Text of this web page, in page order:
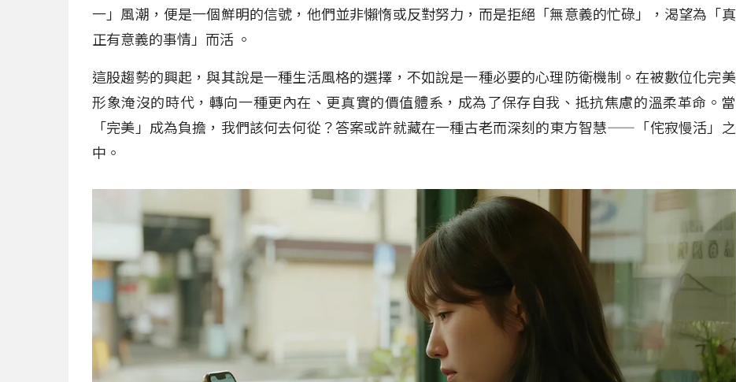
一」風潮，便是一個鮮明的信號，他們並非懶惰或反對努力，而是拒絕「無意義的忙碌」，渴望為「真
正有意義的事情」而活 。
這股趨勢的興起，與其說是一種生活風格的選擇，不如說是一種必要的心理防衛機制。在被數位化完美
形象淹沒的時代，轉向一種更內在、更真實的價值體系，成為了保存自我、抵抗焦慮的溫柔革命。當
「完美」成為負擔，我們該何去何從？答案或許就藏在一種古老而深刻的東方智慧——「侘寂慢活」之
中。